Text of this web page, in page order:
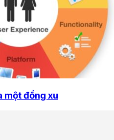
một đồng xu